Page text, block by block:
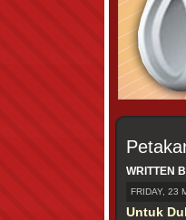
WRITTEN
FRIDAY, 23
Untuk